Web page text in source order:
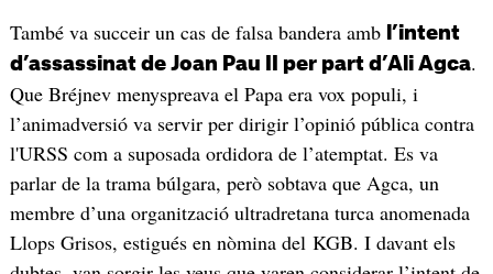
També va succeir un cas de falsa bandera amb l’intent
d’assassinat de Joan Pau II per part d’Ali Agca.
Que Bréjnev menyspreava el Papa era vox populi, i
l’animadversió va servir per dirigir l’opinió pública contra
l'URSS com a suposada ordidora de l’atemptat. Es va
parlar de la trama búlgara, però sobtava que Agca, un
membre d’una organització ultradretana turca anomenada
Llops Grisos, estigués en nòmina del KGB. I davant els